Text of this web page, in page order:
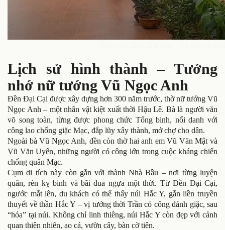
Lịch sử hình thành – Tưởng
nhớ nữ tướng Vũ Ngọc Anh
Đền Đại Cại được xây dựng hơn 300 năm trước, thờ nữ tướng Vũ
Ngọc Anh – một nhân vật kiệt xuất thời Hậu Lê. Bà là người văn
võ song toàn, từng được phong chức Tổng binh, nổi danh với
công lao chống giặc Mạc, đắp lũy xây thành, mở chợ cho dân.
Ngoài bà Vũ Ngọc Anh, đền còn thờ hai anh em Vũ Văn Mật và
Vũ Văn Uyển, những người có công lớn trong cuộc kháng chiến
chống quân Mạc.
Cụm di tích này còn gắn với thành Nhà Bầu – nơi từng luyện
quân, rèn kỵ binh và bãi đua ngựa một thời. Từ Đền Đại Cại,
ngước mắt lên, du khách có thể thấy núi Hắc Y, gắn liền truyền
thuyết về thần Hắc Y – vị tướng thời Trần có công đánh giặc, sau
“hóa” tại núi. Không chỉ linh thiêng, núi Hắc Y còn đẹp với cảnh
quan thiên nhiên, ao cá, vườn cây, bàn cờ tiên.